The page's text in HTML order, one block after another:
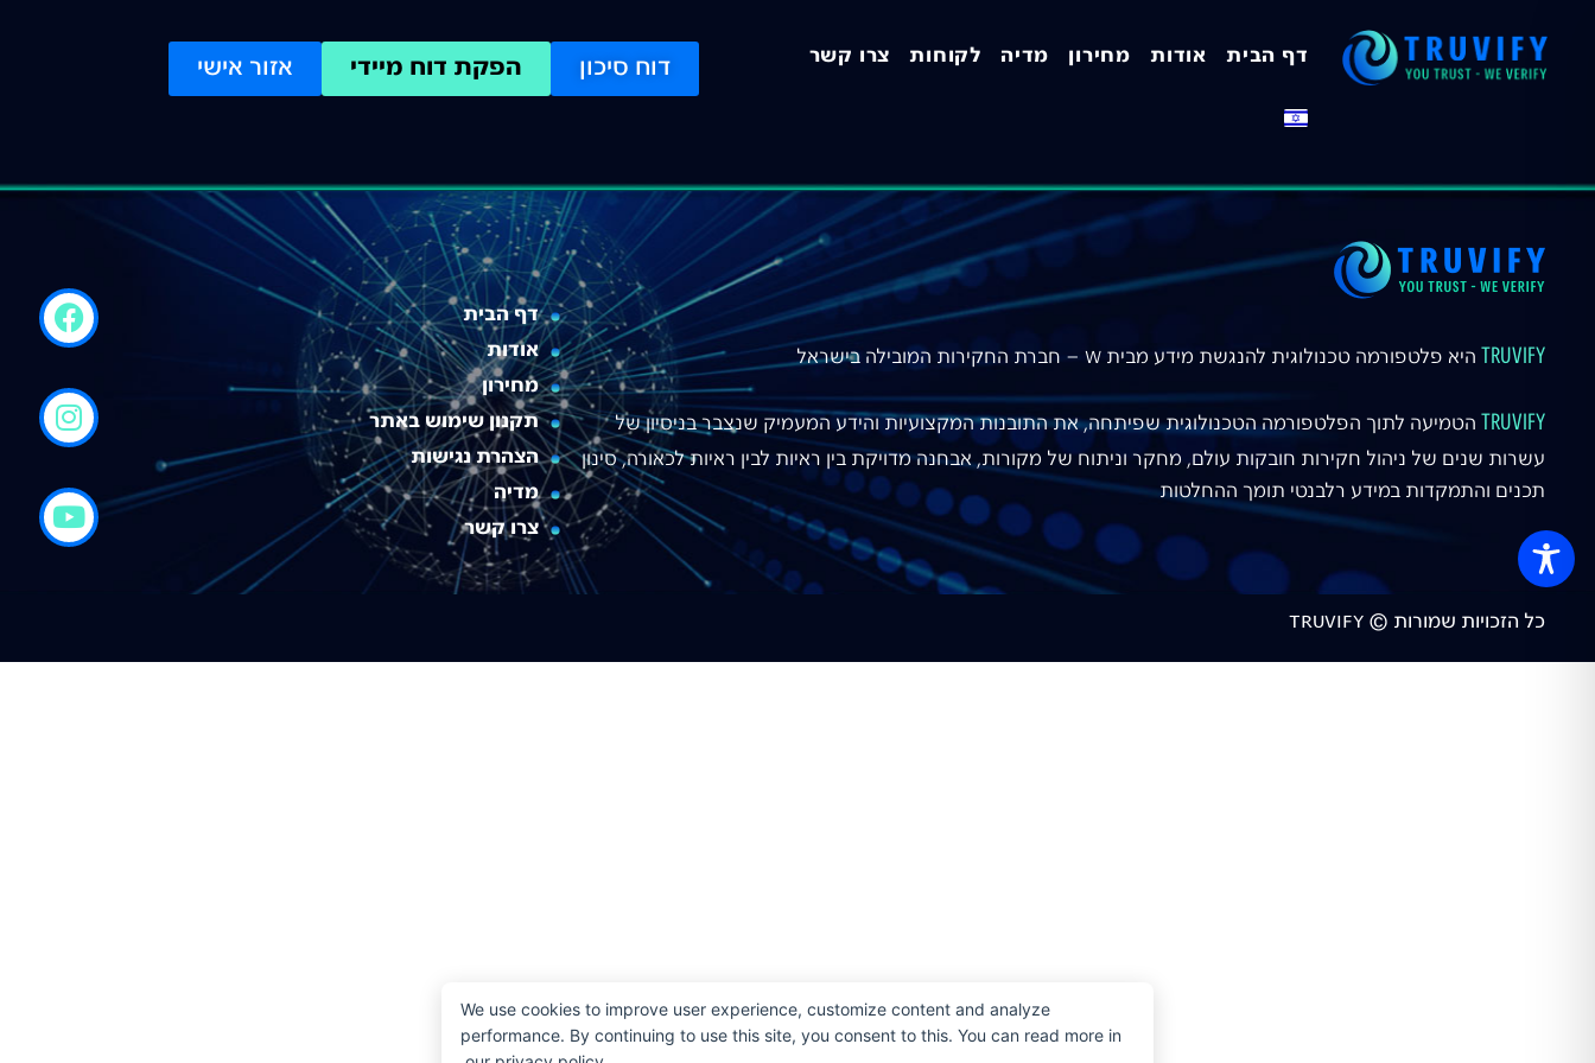
We use cookies to improve user experience, customize content and analyze
performance. By continuing to use this site, you consent to this. You can read more in
דף הבית אודות מחירון מדיה לקוחות צרו קשר דוח סיכון הפקת דוח מיידי אזור אישי
TRUVIFY היא פלטפורמה טכנולוגית להנגשת מידע מבית W – חברת החקירות המובילה בישראל
TRUVIFY הטמיעה לתוך הפלטפורמה הטכנולוגית שפיתחה, את התובנות המקצועיות והידע המעמיק שנצבר בניסיון של
עשרות שנים של ניהול חקירות חובקות עולם, מחקר וניתוח של מקורות, אבחנה מדויקת בין ראיות לבין ראיות לכאורה, סינון
תכנים והתמקדות במידע רלבנטי תומך ההחלטות
דף הבית
אודות
מחירון
תקנון שימוש באתר
הצהרת נגישות
מדיה
צרו קשר
כל הזכויות שמורות © TRUVIFY